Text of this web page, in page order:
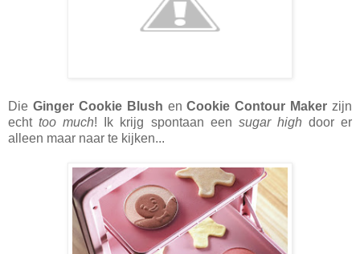
Die Ginger Cookie Blush en Cookie Contour Maker zijn
echttoo much! Ik krijg spontaan een sugar high door er
alleen maar naar te kijken...